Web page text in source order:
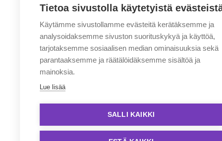
Tietoa sivustolla käytetyistä
Käytämme sivustollamme evästeitä kerätäksemme ja
analysoidaksemme sivuston suorituskykyä ja käyttöä,
tarjotaksemme sosiaalisen median ominaisuuksia sekä
parantaaksemme ja räätälöidäksemme sisältöä ja
mainoksia.
Lue lisää
SALLI KAIKKI